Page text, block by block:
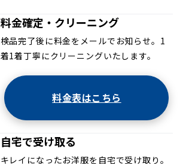
料金確定・クリーニング
検品完了後に料金をメールでお知らせ。1
着1着丁寧にクリーニングいたします。
料金表はこちら
自宅で受け取る
キレイになったお洋服を自宅で受け取り。